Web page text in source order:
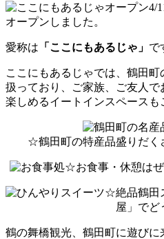
4/
オープンしました。
愛称は 「ここにもあるじゃ」 で
ここにもあるじゃでは、鶴田
扱っており、ご家族、ご友人
楽しめるイートインスペースも
☆鶴田町の特産品盛りだ
☆お食事・休憩は
☆絶品鶴田
屋」で
鶴の舞橋観光、鶴田町に遊び